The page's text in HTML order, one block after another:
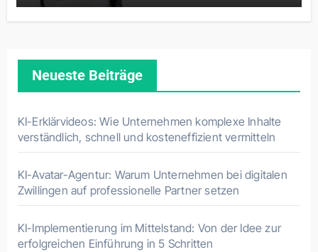
Neueste Beiträge
KI-Erklärvideos: Wie Unternehmen komplexe Inhalte
verständlich, schnell und kosteneffizient vermitteln
KI-Avatar-Agentur: Warum Unternehmen bei digitalen
Zwillingen auf professionelle Partner setzen
KI-Implementierung im Mittelstand: Von der Idee zur
erfolgreichen Einführung in 5 Schritten